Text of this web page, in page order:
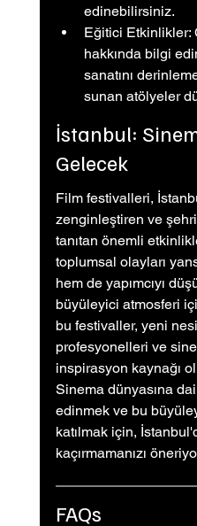
edinebilirsiniz.
Eğitici Etkinlikler:
hakkında bilgi
sanatını
sunan atölyeler
İstanbul:
Gelecek
Film festivalleri,
zenginleştiren ve
tanıtan önemli
toplumsal olayları
hem de yapımcıyı
büyüleyici atmosferi
bu festivaller, yeni
profesyonelleri ve
inspirasyon kaynağı
Sinema dünyasına
edinmek ve bu
katılmak için,
kaçırmamanızı
FAQs